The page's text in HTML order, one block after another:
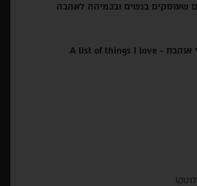
שעוסקים בנשים ובכמיהה לאהבה
אוהבת - A list of things I love